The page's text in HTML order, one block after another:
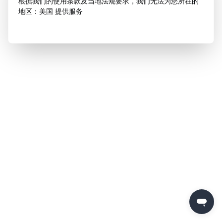
地区：美国 提供服务